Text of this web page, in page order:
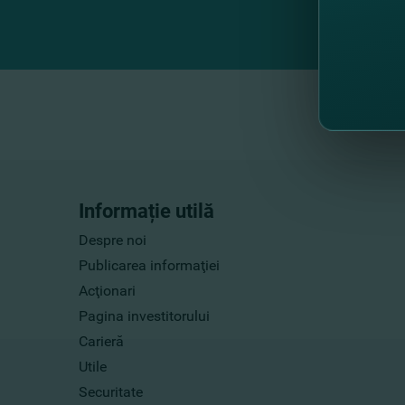
Informație utilă
Despre noi
Publicarea informaţiei
Acţionari
Pagina investitorului
Carieră
Utile
Securitate